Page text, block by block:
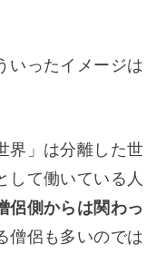
いったイメージは
界」は分離した世
して働いている人
侶側からは関わっ
僧侶も多いのでは